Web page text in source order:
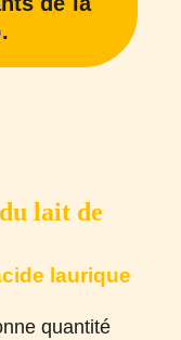
lait de
laurique
quantité